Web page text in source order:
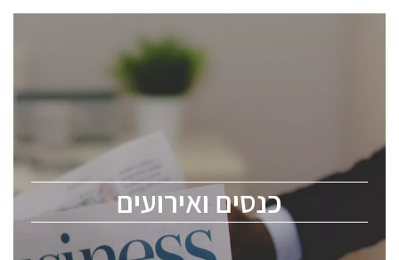
כנסים ואירועים
כנסים ואירועים
לכל העוסקים בתעשיית הסמיקונדקטור כולל מהנדסים,
ChipEx2026 will be held on May 12-13, 2026. The
conference is intended for everyone involved in the